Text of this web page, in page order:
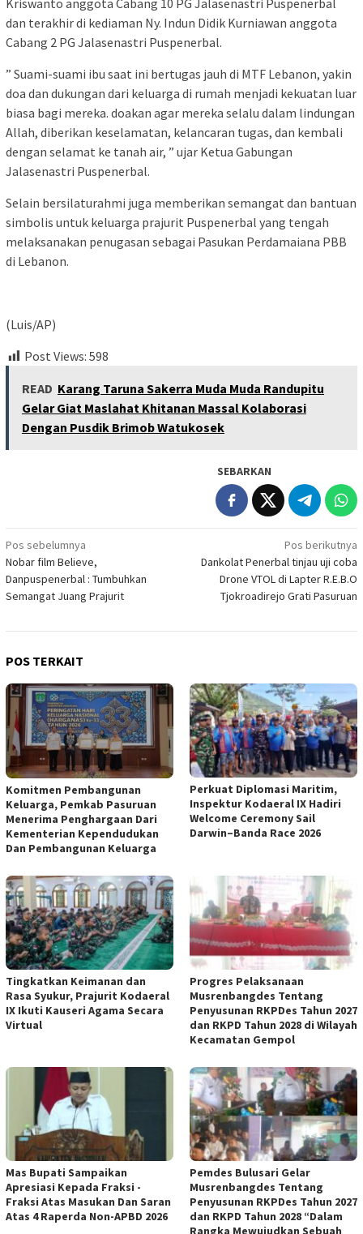
dan terakhir di kediaman Ny. Indun Didik Kurniawan anggota
Cabang 2 PG Jalasenastri Puspenerbal.
” Suami-suami ibu saat ini bertugas jauh di MTF Lebanon, yakin
doa dan dukungan dari keluarga di rumah menjadi kekuatan luar
biasa bagi mereka. doakan agar mereka selalu dalam lindungan
Allah, diberikan keselamatan, kelancaran tugas, dan kembali
dengan selamat ke tanah air, ” ujar Ketua Gabungan
Jalasenastri Puspenerbal.
Selain bersilaturahmi juga memberikan semangat dan bantuan
simbolis untuk keluarga prajurit Puspenerbal yang tengah
melaksanakan penugasan sebagai Pasukan Perdamaiana PBB
di Lebanon.
(Luis/AP)
Post Views: 598
READ Karang Taruna Sakerra Muda Muda Randupitu
Gelar Giat Maslahat Khitanan Massal Kolaborasi
Dengan Pusdik Brimob Watukosek
SEBARKAN
Navigasi
pos
Pos sebelumnya
Nobar film Believe,
Danpuspenerbal : Tumbuhkan
Semangat Juang Prajurit
Pos berikutnya
Dankolat Penerbal tinjau uji coba
Drone VTOL di Lapter R.E.B.O
Tjokroadirejo Grati Pasuruan
POS TERKAIT
Komitmen Pembangunan
Keluarga, Pemkab Pasuruan
Menerima Penghargaan Dari
Kementerian Kependudukan
Dan Pembangunan Keluarga
Perkuat Diplomasi Maritim,
Inspektur Kodaeral IX Hadiri
Welcome Ceremony Sail
Darwin–Banda Race 2026
Tingkatkan Keimanan dan
Rasa Syukur, Prajurit Kodaeral
IX Ikuti Kauseri Agama Secara
Virtual
Progres Pelaksanaan
Musrenbangdes Tentang
Penyusunan RKPDes Tahun 2027
dan RKPD Tahun 2028 di Wilayah
Kecamatan Gempol
Mas Bupati Sampaikan
Apresiasi Kepada Fraksi -
Fraksi Atas Masukan Dan Saran
Atas 4 Raperda Non-APBD 2026
Pemdes Bulusari Gelar
Musrenbangdes Tentang
Penyusunan RKPDes Tahun 2027
dan RKPD Tahun 2028 “Dalam
Rangka Mewujudkan Sebuah